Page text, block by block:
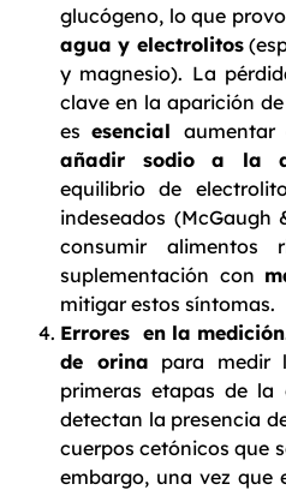
glucógeno, lo que
agua y electrolitos
y magnesio). La
clave en la aparición
esesencial aumentar
añadir sodio a la
equilibrio de
indeseados (McGaugh
consumir alimentos
suplementación con
mitigar estos síntomas.
Errores en la medición
de orina para medir
primeras etapas de la
detectan la presencia
cuerpos cetónicos que
embargo, una vez que